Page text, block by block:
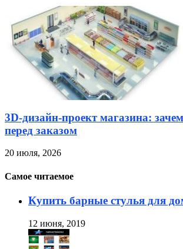
3D-дизайн-проект магазина:
перед заказом
20 июля, 2026
Самое читаемое
Купить барные стулья для
12 июня, 2019